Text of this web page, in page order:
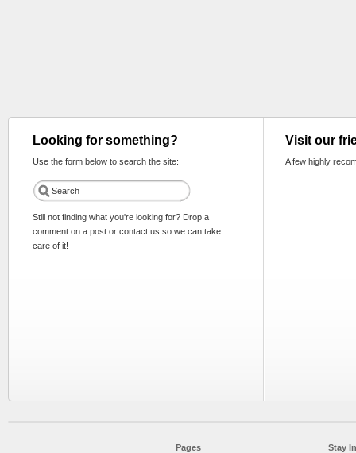
Looking for something?
Use the form below to search the site:
Still not finding what you're looking for? Drop a
comment on a post or contact us so we can take
care of it!
Visit our
A few highly
Pages Stay